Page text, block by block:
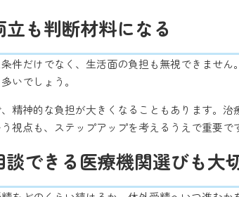
も判断材料になる
件だけでなく、生活面の負担も無視できませ
いでしょう。
精神的な負担が大きくなることもあります。
視点も、ステップアップを考えるうえで重要で
できる医療機関選びも大